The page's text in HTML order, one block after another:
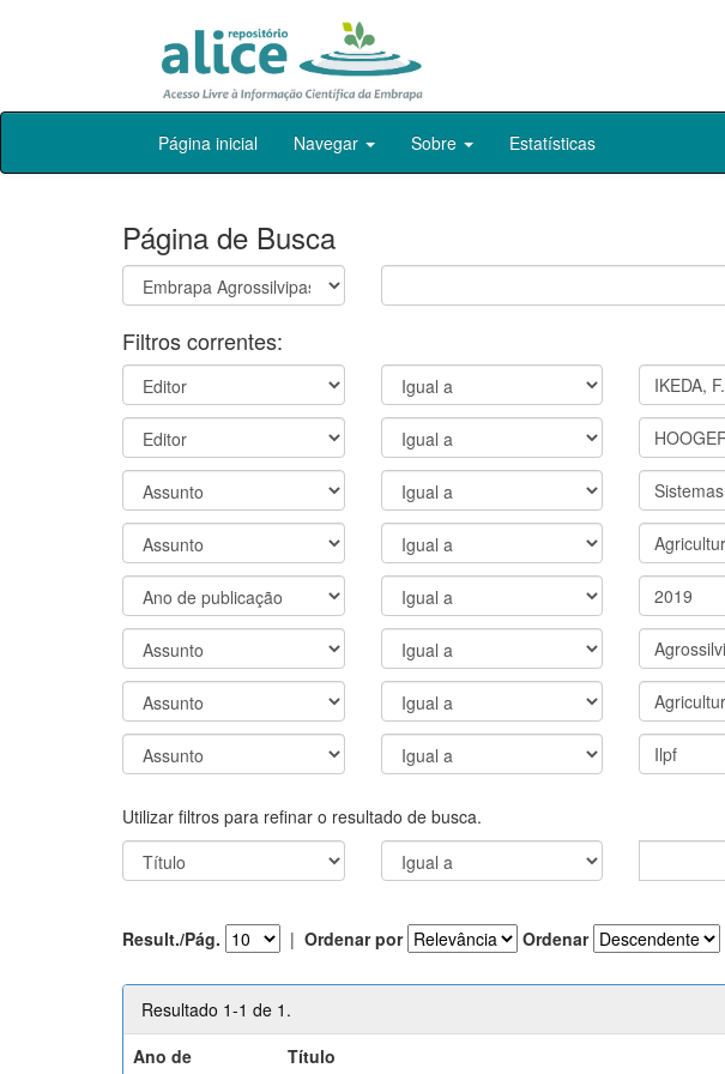
Skip
Página inicial Navegar Sobre Estatísticas
Página de Busca
Filtros correntes:
Utilizar filtros para refinar o resultado de busca.
Result./Pág. | Ordenar por Ordenar
Resultado 1-1 de 1.
Ano de
Título